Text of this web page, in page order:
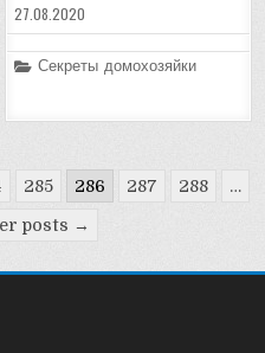
27.08.2020
Posted
Секреты домохозяйки
285 286 287 288 …
posts →